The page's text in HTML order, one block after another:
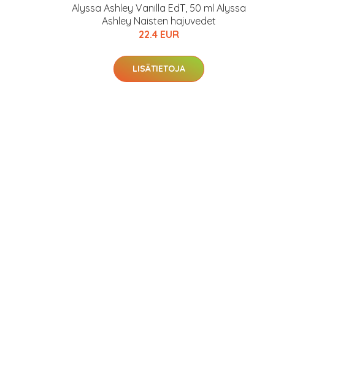
Alyssa Ashley Vanilla EdT, 50 ml Alyssa
Ashley Naisten hajuvedet
22.4 EUR
LISÄTIETOJA